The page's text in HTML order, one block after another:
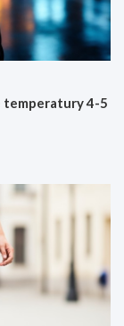
temperatury 4-5